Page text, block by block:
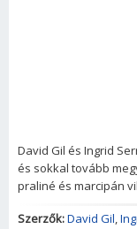
David Gil és Ingrid
és sokkal tovább
praliné és marcipán
Szerzők:David Gil,